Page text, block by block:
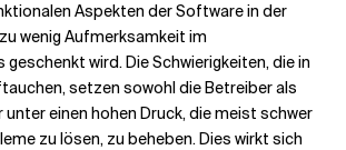
Aspekten der Software in der
wenig Aufmerksamkeit im
geschenkt wird. Die Schwierigkeiten, die in
setzen sowohl die Betreiber als
unter einen hohen Druck, die meist schwer
zu lösen, zu beheben. Dies wirkt sich